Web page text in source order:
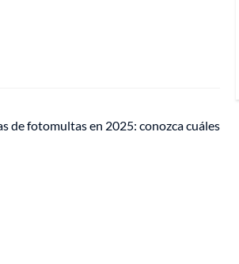
de fotomultas en 2025: conozca cuáles